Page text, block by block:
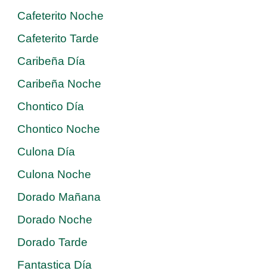
Cafeterito Noche
Cafeterito Tarde
Caribeña Día
Caribeña Noche
Chontico Día
Chontico Noche
Culona Día
Culona Noche
Dorado Mañana
Dorado Noche
Dorado Tarde
Fantastica Día